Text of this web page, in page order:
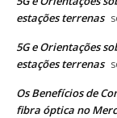
estações terrenas
5G e Orientações
estações terrenas
Os Benefícios de
fibra óptica no